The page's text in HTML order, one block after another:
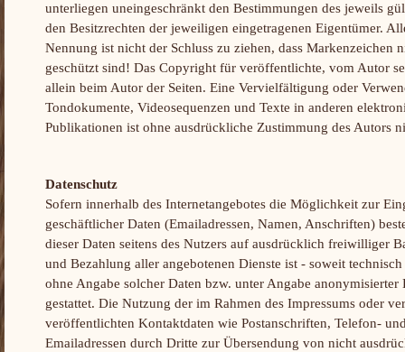
unterliegen uneingeschränkt den Bestimmungen des jeweils
den Besitzrechten der jeweiligen eingetragenen Eigentümer.
Nennung ist nicht der Schluss zu ziehen, dass Markenzeichen
geschützt sind! Das Copyright für veröffentlichte, vom Autor
allein beim Autor der Seiten. Eine Vervielfältigung oder
Tondokumente, Videosequenzen und Texte in anderen
Publikationen ist ohne ausdrückliche Zustimmung des Autors
Datenschutz
Sofern innerhalb des Internetangebotes die Möglichkeit zur
geschäftlicher Daten (Emailadressen, Namen, Anschriften)
dieser Daten seitens des Nutzers auf ausdrücklich freiwilliger
und Bezahlung aller angebotenen Dienste ist - soweit
ohne Angabe solcher Daten bzw. unter Angabe anonymisierter
gestattet. Die Nutzung der im Rahmen des Impressums oder
veröffentlichten Kontaktdaten wie Postanschriften, Telefon-
Emailadressen durch Dritte zur Übersendung von nicht